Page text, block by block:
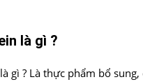
là gì ?
gì ? Là thực phẩm bổ